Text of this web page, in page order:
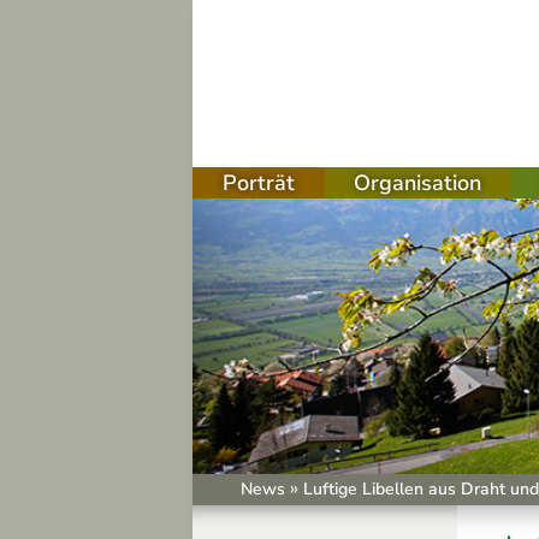
Porträt Organisation
News » Luftige Libellen aus Draht